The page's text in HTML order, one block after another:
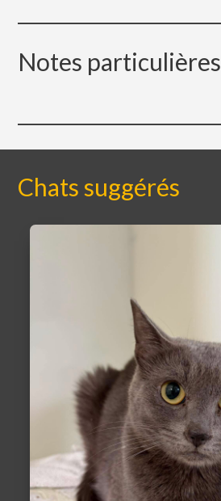
Notes particulières
Chats suggérés